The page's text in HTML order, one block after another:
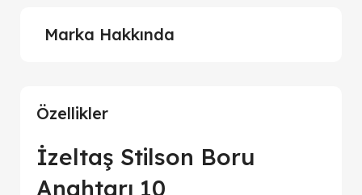
Özellikler
İzeltaş Stilson Boru
Anahtarı 10
Marka Hakkında